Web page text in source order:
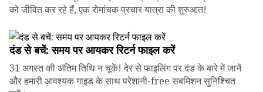
को जीवित कर रहे हैं, एक रोमांचक प्रचार यात्रा की शुरुआत!
दंड से बचें: समय पर आयकर रिटर्न फाइल करें
31 अगस्त की अंतिम तिथि न चूकें! देर से फाइलिंग पर दंड के बारे में जानें
और हमारी आवश्यक गाइड के साथ परेशानी-free सबमिशन सुनिश्चित